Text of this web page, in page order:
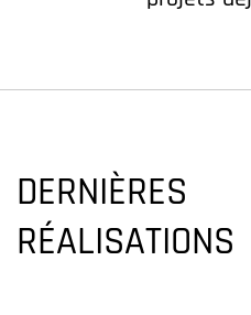
DERNIÈRES
RÉALISATIONS